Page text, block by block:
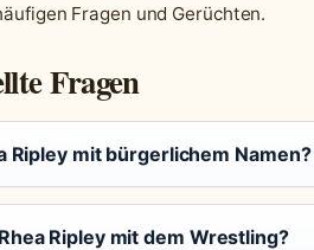
Fragen und Gerüchten.
Fragen
Ripley mit bürgerlichem Namen?
Ripley mit dem Wrestling?